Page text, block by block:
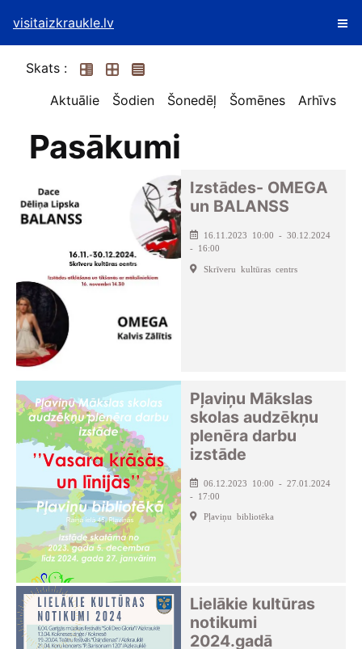
visitaizkraukle.lv
Skats :
Aktuālie
Šodien Šonedēļ Šomēnes Arhīvs
Pasākumi
Izstādes- OMEGA
un BALANSS
16.11.2023 10:00 - 30.12.2024
- 16:00
Skrīveru kultūras centrs
Pļaviņu Mākslas
skolas audzēkņu
plenēra darbu
izstāde
06.12.2023 10:00 - 27.01.2024
- 17:00
Pļaviņu bibliotēka
Lielākie kultūras
notikumi
2024.gadā